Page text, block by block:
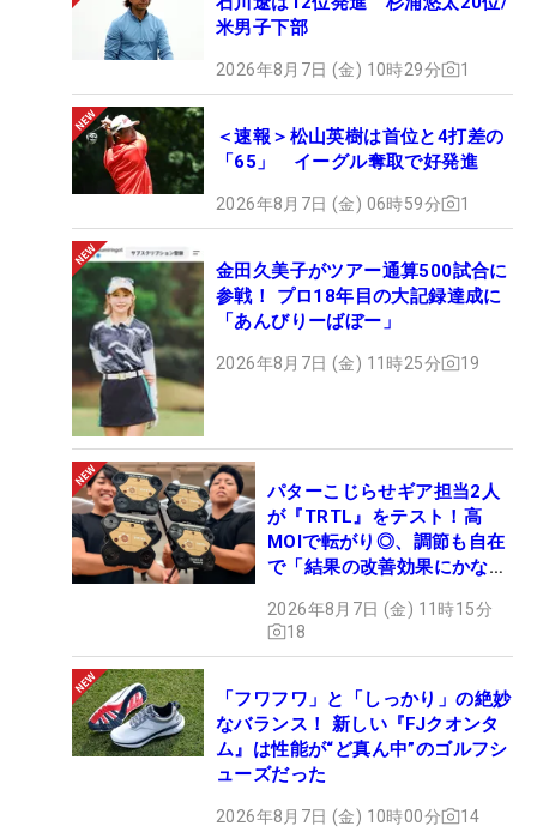
米男子下部
2026年8月7日 (金) 10時29分 1
＜速報＞松山英樹は首位と4打差の
「65」 イーグル奪取で好発進
2026年8月7日 (金) 06時59分 1
金田久美子がツアー通算500試合に
参戦！ プロ18年目の大記録達成に
「あんびりーばぼー」
2026年8月7日 (金) 11時25分 19
パターこじらせギア担当2人
が『TRTL』をテスト！高
MOIで転がり◎、調節も自在
で「結果の改善効果にかなり
2026年8月7日 (金) 11時15分
18
「フワフワ」と「しっかり」の絶妙
なバランス！ 新しい『FJクオンタ
ム』は性能が“ど真ん中”のゴルフシ
ューズだった
2026年8月7日 (金) 10時00分 14